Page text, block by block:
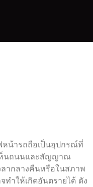
หน้ารถถือเป็นอุปกรณ์ที่
ห็นถนนและสัญญาณ
ลากลางคืนหรือในสภาพ
ำให้เกิดอันตรายได้ ดัง